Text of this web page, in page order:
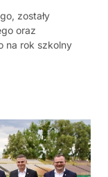
zostały
oraz
na rok szkolny